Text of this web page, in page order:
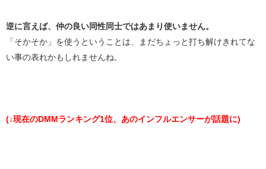
逆に言えば、仲の良い同性同士ではあまり使いません。
「そかそか」を使うということは、まだちょっと打ち解けきれてな
い事の表れかもしれませんね。
(↓現在のDMMランキング1位、あのインフルエンサーが話題に)